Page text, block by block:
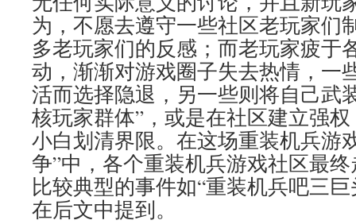
为，不愿去遵守一些社区老玩家们
多老玩家们的反感；而老玩家疲于
动，渐渐对游戏圈子失去热情，一
活而选择隐退，另一些则将自己武
核玩家群体”，或是在社区建立强
小白划清界限。在这场重装机兵游
争”中，各个重装机兵游戏社区最
比较典型的事件如“重装机兵吧三
在后文中提到。